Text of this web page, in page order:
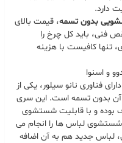
دارد.
بدون تسمه، قیمت بالای
فنی، باید کل چرخ را
تنها کافیست با هزینه
و اسنوا
ماشین لباسشویی دوو مدل DWK-8546 دارای فناوری نانو سیلور، یکی از
آن بدون تسمه است. این سری
بوده و با قابلیت شستشوی
شستشوی لباس ها را انجام می
لباس جدید هم به آن اضافه